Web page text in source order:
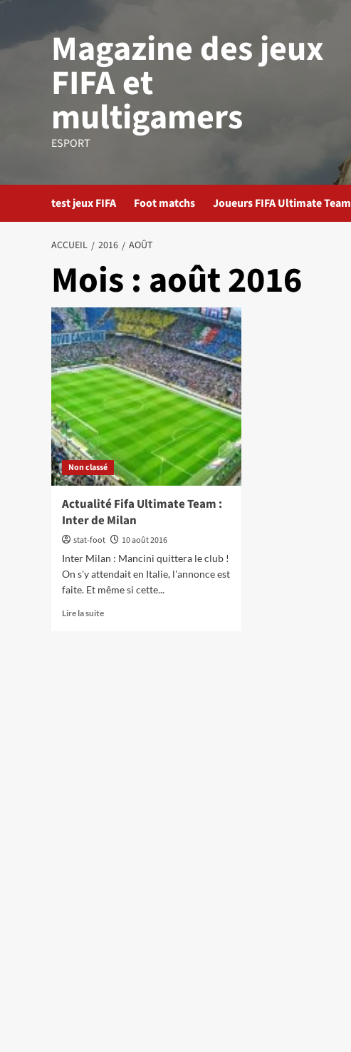
contenu
Magazine des jeux
FIFA et
multigamers
ESPORT
test jeux FIFA Foot matchs Joueurs FIFA Ultimate Team
ACCUEIL 2016 AOÛT
Mois : août 2016
Non classé
Actualité Fifa Ultimate Team :
Inter de Milan
stat-foot
10 août 2016
Inter Milan : Mancini quittera le club !
On s'y attendait en Italie, l'annonce est
faite. Et même si cette...
Lire la suiteEn